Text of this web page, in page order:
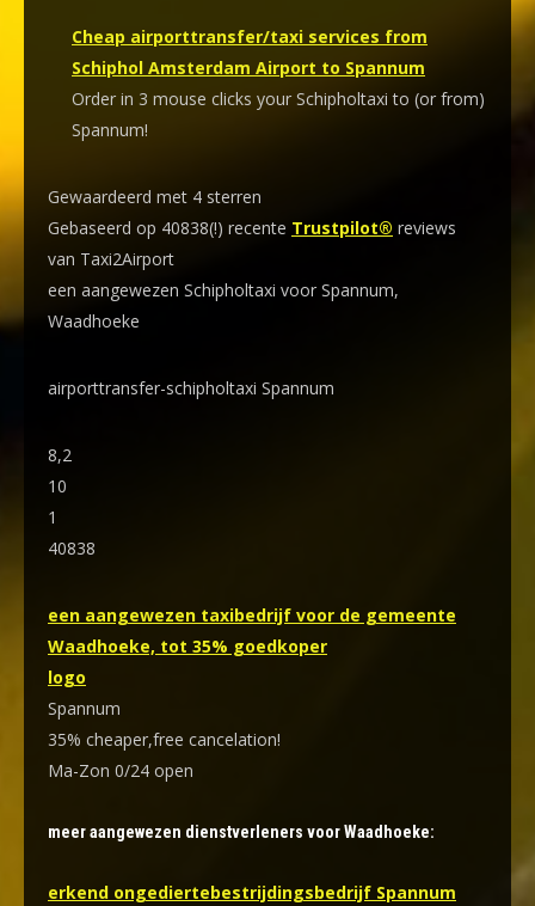
Cheap airporttransfer/taxi services from
Schiphol Amsterdam Airport to Spannum
Order in 3 mouse clicks your Schipholtaxi to (or from)
Spannum!
Gewaardeerd met 4 sterren
Gebaseerd op 40838(!) recente Trustpilot® reviews
van Taxi2Airport
een aangewezen Schipholtaxi voor Spannum,
Waadhoeke
airporttransfer-schipholtaxi Spannum
8,2
10
1
40838
een aangewezen taxibedrijf voor de gemeente
Waadhoeke, tot 35% goedkoper
logo
Spannum
35% cheaper,free cancelation!
Ma-Zon 0/24 open
meer aangewezen dienstverleners voor Waadhoeke:
erkend ongediertebestrijdingsbedrijf Spannum